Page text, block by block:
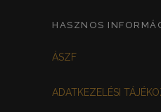
HASZNOS
ÁSZF
ADATKEZELÉSI